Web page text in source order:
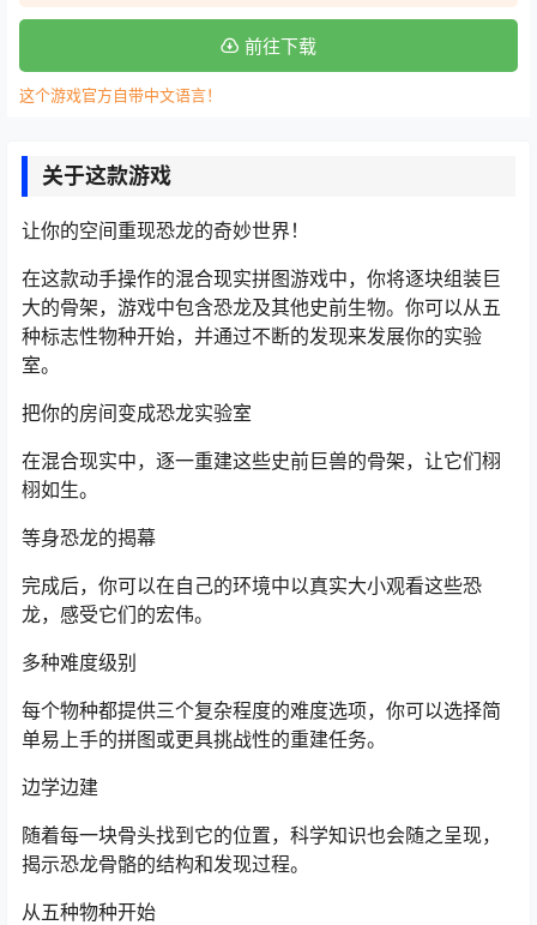
前往下载
这个游戏官方自带中文语言！
关于这款游戏
让你的空间重现恐龙的奇妙世界！
在这款动手操作的混合现实拼图游戏中，你将逐块组装巨
大的骨架，游戏中包含恐龙及其他史前生物。你可以从五
种标志性物种开始，并通过不断的发现来发展你的实验
室。
把你的房间变成恐龙实验室
在混合现实中，逐一重建这些史前巨兽的骨架，让它们栩
栩如生。
等身恐龙的揭幕
完成后，你可以在自己的环境中以真实大小观看这些恐
龙，感受它们的宏伟。
多种难度级别
每个物种都提供三个复杂程度的难度选项，你可以选择简
单易上手的拼图或更具挑战性的重建任务。
边学边建
随着每一块骨头找到它的位置，科学知识也会随之呈现，
揭示恐龙骨骼的结构和发现过程。
从五种物种开始